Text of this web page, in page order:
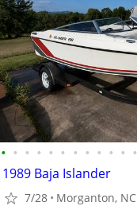
• • • • • • • • • • • •
1989 Baja Islander
7/28 Morganton, NC